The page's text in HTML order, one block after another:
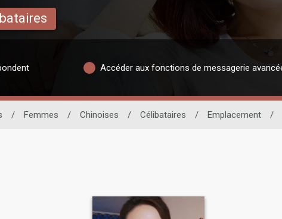
Accéder aux fonctions de messagerie
/ Femmes / Chinoises / Célibataires / Emplacement /